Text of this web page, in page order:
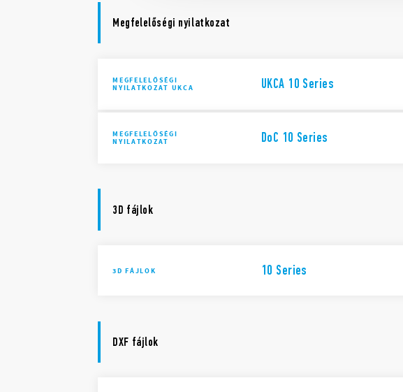
Megfelelőségi nyilatkozat
MEGFELELŐSÉGI
NYILATKOZAT UKCA
UKCA 10 Series
MEGFELELŐSÉGI
NYILATKOZAT
DoC 10 Series
3D fájlok
3D FÁJLOK 10 Series
DXF fájlok